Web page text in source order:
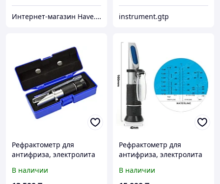
Интернет-магазин Have.kz instrument.gtp
Рефрактометр для
антифриза, электролита
В наличии
Рефрактометр для
антифриза, электролита
В наличии